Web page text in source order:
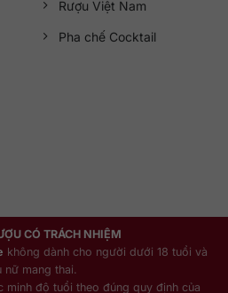
Rượu Việt Nam
Pha chế Cocktail
CÓ TRÁCH NHIỆM
không dành cho người dưới 18 tuổi và
nữ mang thai.
minh độ tuổi theo đúng quy định của